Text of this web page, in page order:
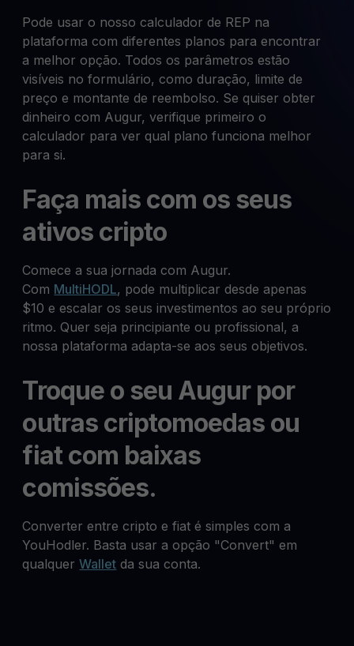
Pode usar o nosso calculador de REP na
plataforma com diferentes planos para encontrar
a melhor opção. Todos os parâmetros estão
visíveis no formulário, como duração, limite de
preço e montante de reembolso. Se quiser obter
dinheiro com Augur, verifique primeiro o
calculador para ver qual plano funciona melhor
para si.
Faça mais com os seus
ativos cripto
Comece a sua jornada com Augur.
Com MultiHODL, pode multiplicar desde apenas
$10 e escalar os seus investimentos ao seu próprio
ritmo. Quer seja principiante ou profissional, a
nossa plataforma adapta-se aos seus objetivos.
Troque o seu Augur por
outras criptomoedas ou
fiat com baixas
comissões.
Converter entre cripto e fiat é simples com a
YouHodler. Basta usar a opção "Convert" em
qualquerWallet da sua conta.